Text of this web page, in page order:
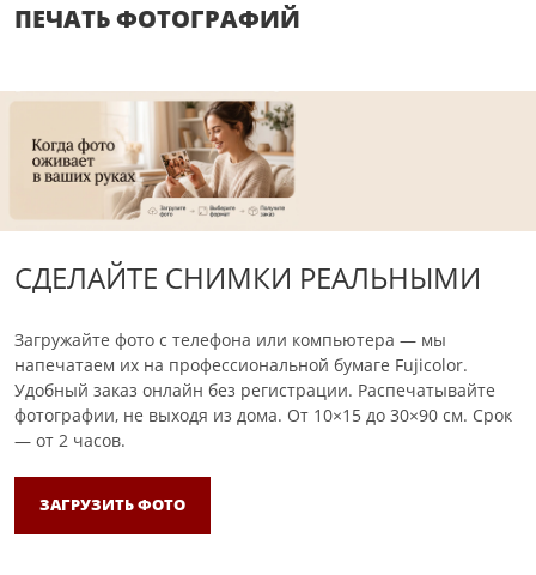
ПЕЧАТЬ ФОТОГРАФИЙ
СДЕЛАЙТЕ СНИМКИ РЕАЛЬНЫМИ
Загружайте фото с телефона или компьютера — мы
напечатаем их на профессиональной бумаге Fujicolor.
Удобный заказ онлайн без регистрации. Распечатывайте
фотографии, не выходя из дома. От 10×15 до 30×90 см. Срок
— от 2 часов.
ЗАГРУЗИТЬ ФОТО